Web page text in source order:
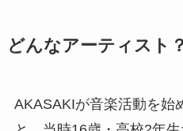
どんなアーティスト
AKASAKIが音楽活動を始